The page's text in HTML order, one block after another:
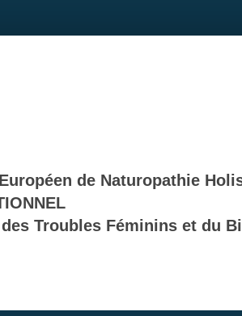
de Naturopathie
Troubles Féminins et du